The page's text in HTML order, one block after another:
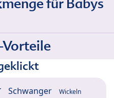
für Babys
Vorteile
Schwanger Wickeln